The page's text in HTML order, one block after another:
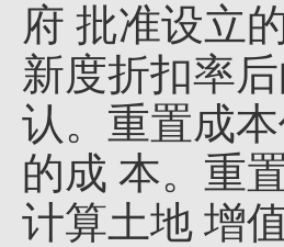
府 批准设立
新度折扣率
认。重置成
的成 本。重
计算土地 增